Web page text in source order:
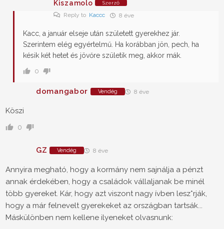
Kiszamolo
Szerző
Reply to Kaccc 8 éve
Kacc, a január elseje után született gyerekhez jár.
Szerintem elég egyértelmű. Ha korábban jön, pech, ha
késik két hetet és jövőre születik meg, akkor mák.
0
domangabor Vendég 8 éve
Köszi
0
GZ Vendég 8 éve
Annyira megható, hogy a kormány nem sajnálja a pénzt
annak érdekében, hogy a családok vállaljanak be minél
több gyereket. Kár, hogy azt viszont nagy ívben lesz*rják,
hogy a már felnevelt gyerekeket az országban tartsák...
Máskülönben nem kellene ilyeneket olvasnunk: